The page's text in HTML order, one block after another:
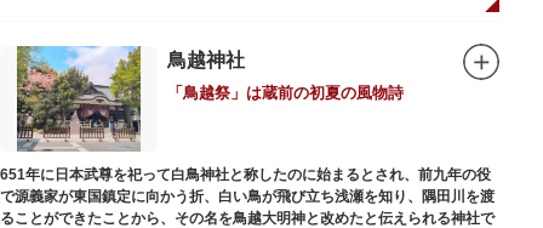
養する最高の祈祷法。心願成就の力があると考えられており、依頼すると7
日間毎朝祈祷していただけます。また、浅草名所七福神のひとつとしても知
られ、毘沙門天が祀られています。
鳥越神社
「鳥越祭」は蔵前の初夏の風物詩
651年に日本武尊を祀って白鳥神社と称したのに始まるとされ、前九年の役
で源義家が東国鎮定に向かう折、白い鳥が飛び立ち浅瀬を知り、隅田川を渡
ることができたことから、その名を鳥越大明神と改めたと伝えられる神社で